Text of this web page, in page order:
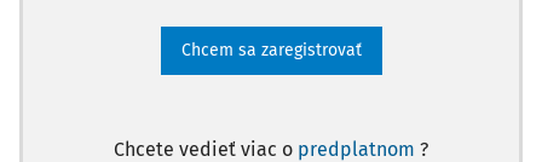
Chcem sa zaregistrovať
Chcete vedieť viac o predplatnom ?